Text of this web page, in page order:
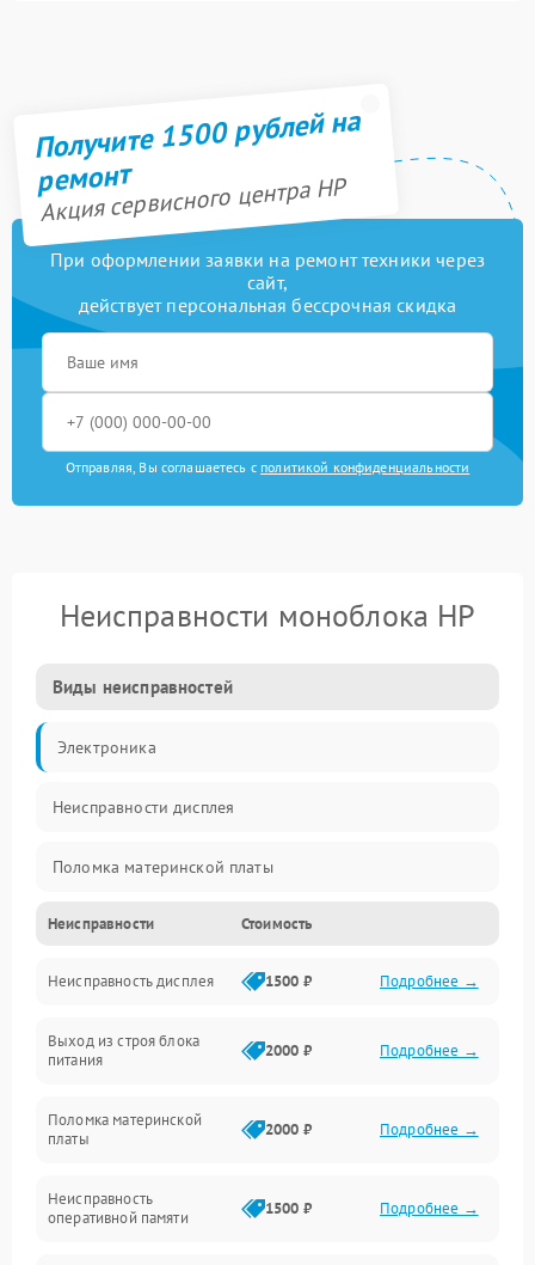
Получите 1500 рублей на
ремонт
Акция сервисного центра HP
При оформлении заявки на ремонт техники через
сайт,
действует персональная бессрочная скидка
Отправляя, Вы соглашаетесь с политикой конфиденциальности
Неисправности моноблока HP
Виды неисправностей
Электроника
Неисправности дисплея
Поломка материнской платы
Неисправность системы охлаждения
Неисправность BIOS
Повреждение корпуса
Повреждение разъёмов (USB, HDMI и др.)
Неисправности Стоимость
Неисправность дисплея 1500 ₽ Подробнее →
Выход из строя блока
питания
2000 ₽ Подробнее →
Поломка материнской
платы
2000 ₽ Подробнее →
Неисправность
оперативной памяти
1500 ₽ Подробнее →